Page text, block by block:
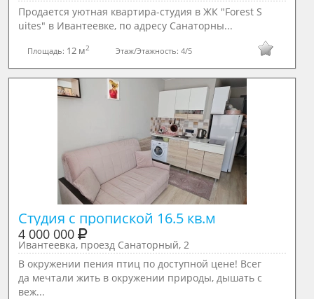
Продается уютная квартира-студия в ЖК "Forest S
uites" в Ивантеевке, по адресу Санаторны...
Площадь: 12 м2 Этаж/Этажность:4/5
Студия с пропиской 16.5 кв.м
4 000 000
Ивантеевка, проезд Санаторный, 2
В окружении пения птиц по доступной цене! Всег
да мечтали жить в окружении природы, дышать с
веж...